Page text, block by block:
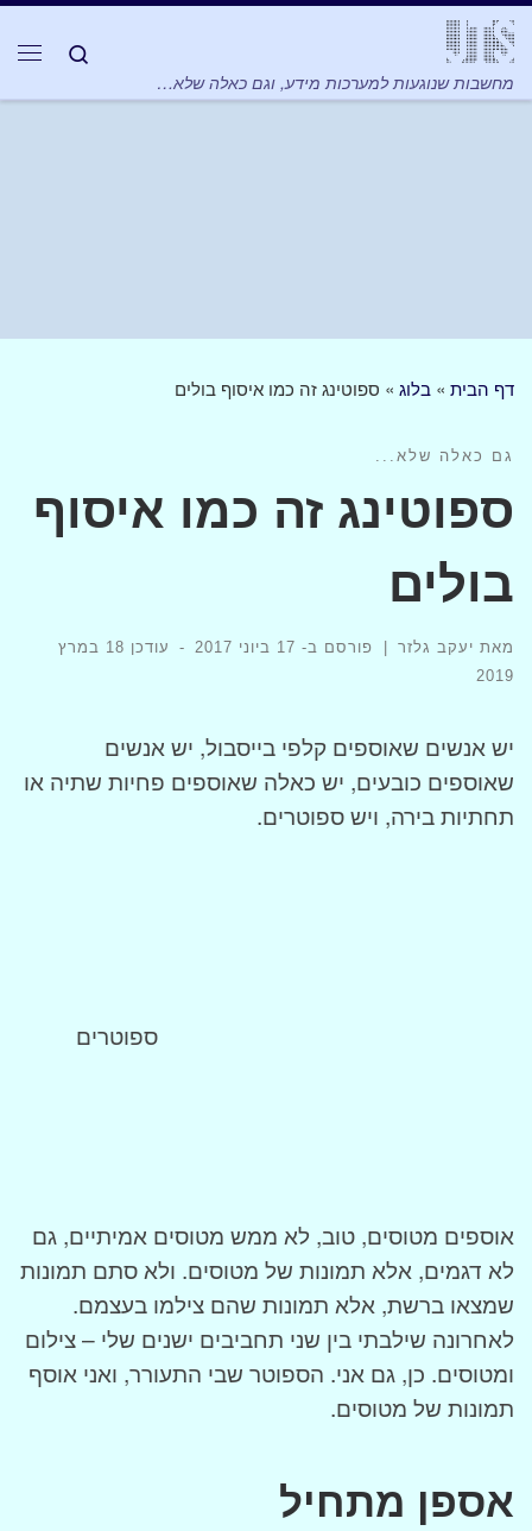
מחשבות שנוגעות למערכות מידע, וגם כאלה שלא…
Search
דף הבית » בלוג » ספוטינג זה כמו איסוף בולים
גם כאלה שלא...
ספוטינג זה כמו איסוף
בולים
מאת יעקב גלזר | פורסם ב- 17 ביוני 2017 - עודכן
18 במרץ
2019
יש אנשים שאוספים קלפי בייסבול, יש אנשים
שאוספים כובעים, יש כאלה שאוספים פחיות שתיה או
תחתיות בירה, ויש ספוטרים.
ספוטרים
אוספים מטוסים, טוב, לא ממש מטוסים אמיתיים, גם
לא דגמים, אלא תמונות של מטוסים. ולא סתם תמונות
שמצאו ברשת, אלא תמונות שהם צילמו בעצמם.
לאחרונה שילבתי בין שני תחביבים ישנים שלי – צילום
ומטוסים. כן, גם אני. הספוטר שבי התעורר, ואני אוסף
תמונות של מטוסים.
אספן מתחיל